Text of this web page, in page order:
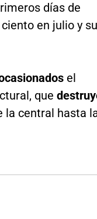
días de
en julio y su
el
que
la central hasta